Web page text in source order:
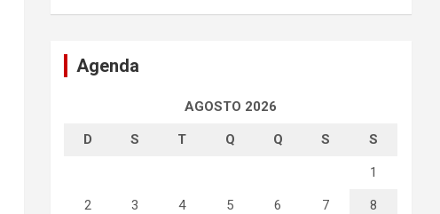
Agenda
AGOSTO 2026
D S T Q Q S S
1
2 3 4 5 6 7 8